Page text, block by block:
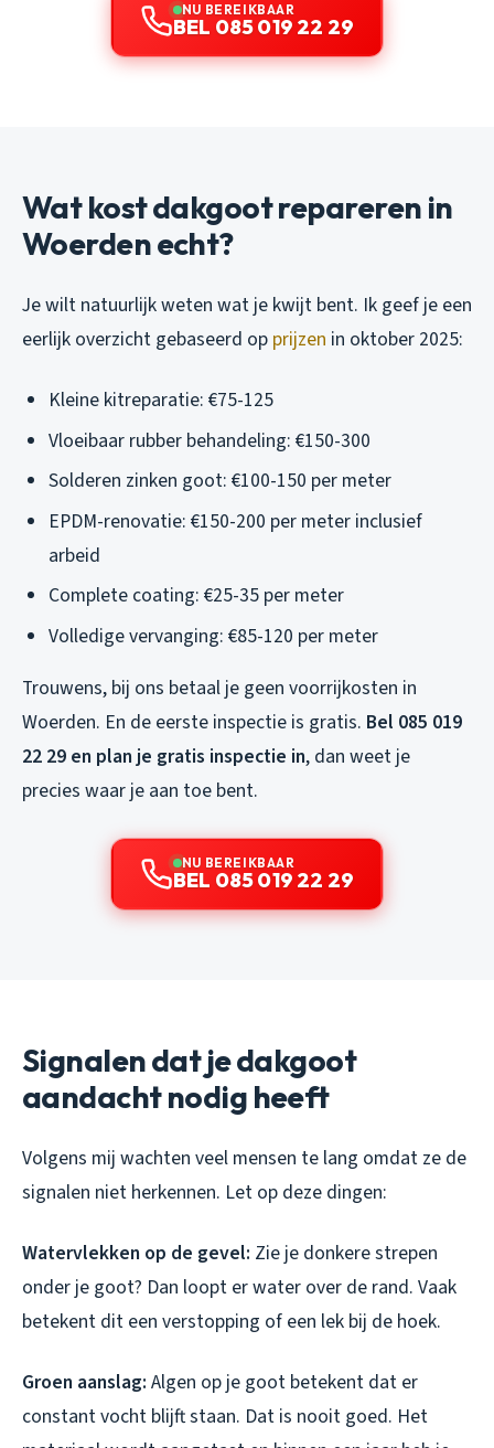
NU BEREIKBAAR
BEL 085 019 22 29
Wat kost dakgoot repareren in
Woerden echt?
Je wilt natuurlijk weten wat je kwijt bent. Ik geef je een
eerlijk overzicht gebaseerd op prijzen in oktober 2025:
Kleine kitreparatie: €75-125
Vloeibaar rubber behandeling: €150-300
Solderen zinken goot: €100-150 per meter
EPDM-renovatie: €150-200 per meter inclusief
arbeid
Complete coating: €25-35 per meter
Volledige vervanging: €85-120 per meter
Trouwens, bij ons betaal je geen voorrijkosten in
Woerden. En de eerste inspectie is gratis. Bel 085 019
22 29 en plan je gratis inspectie in, dan weet je
precies waar je aan toe bent.
NU BEREIKBAAR
BEL 085 019 22 29
Signalen dat je dakgoot
aandacht nodig heeft
Volgens mij wachten veel mensen te lang omdat ze de
signalen niet herkennen. Let op deze dingen:
Watervlekken op de gevel: Zie je donkere strepen
onder je goot? Dan loopt er water over de rand. Vaak
betekent dit een verstopping of een lek bij de hoek.
Groen aanslag: Algen op je goot betekent dat er
constant vocht blijft staan. Dat is nooit goed. Het